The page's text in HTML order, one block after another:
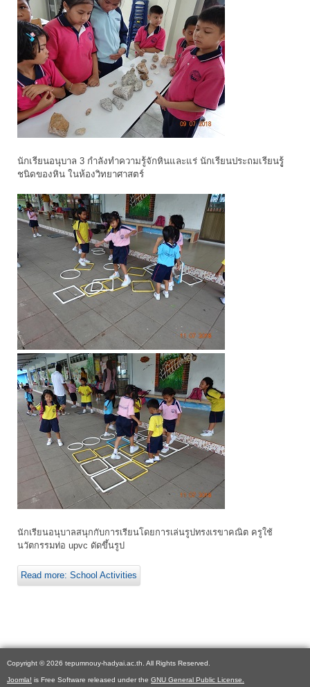
นักเรียนอนุบาล 3 กำลังทำความรู้จักหินและแร่ นักเรียนประถมเรียนรูู้
ชนิดของหิน ในห้องวิทยาศาสตร์
นักเรียนอนุบาลสนุกกับการเรียนโดยการเล่นรูปทรงเรขาคณิต ครูใช้
นวัตกรรมท่อ upvc ดัดขึ้นรูป
Read more: School Activities
Copyright © 2026 tepumnouy-hadyai.ac.th. All Rights Reserved.
Joomla! is Free Software released under the GNU General Public License.